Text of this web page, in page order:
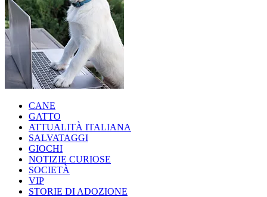
CANE
GATTO
ATTUALITÀ ITALIANA
SALVATAGGI
GIOCHI
NOTIZIE CURIOSE
SOCIETÀ
VIP
STORIE DI ADOZIONE